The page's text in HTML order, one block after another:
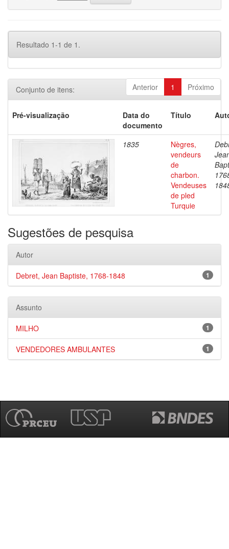
Resultado 1-1 de 1.
Anterior 1 Próximo
Conjunto de itens:
Pré-visualização
Data do
documento
Título
1835
Nègres,
vendeurs
de
charbon.
Vendeuses
de pled
Turquie
Sugestões de pesquisa
Autor
1
Debret, Jean Baptiste, 1768-1848
Assunto
1
MILHO
1
VENDEDORES AMBULANTES